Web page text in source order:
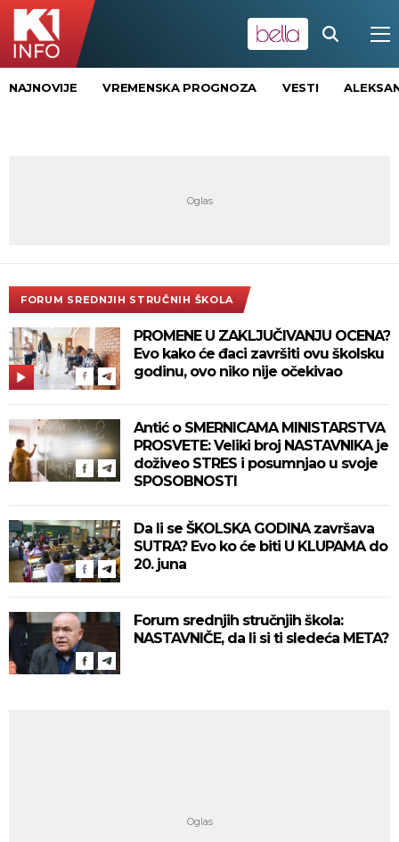
NAJNOVIJE VREMENSKA PROGNOZA VESTI
FORUM SREDNJIH STRUČNIH ŠKOLA
PROMENE U ZAKLJUČIVANJU OCENA?
Evo kako će đaci završiti ovu školsku
godinu, ovo niko nije očekivao
Antić o SMERNICAMA MINISTARSTVA
PROSVETE: Veliki broj NASTAVNIKA je
doživeo STRES i posumnjao u svoje
SPOSOBNOSTI
Da li se ŠKOLSKA GODINA završava
SUTRA? Evo ko će biti U KLUPAMA do
20. juna
Forum srednjih stručnjih škola:
NASTAVNIČE, da li si ti sledeća META?